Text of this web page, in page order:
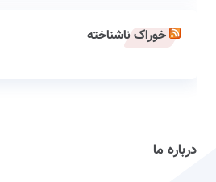
خوراک ناشناخته
درباره ما